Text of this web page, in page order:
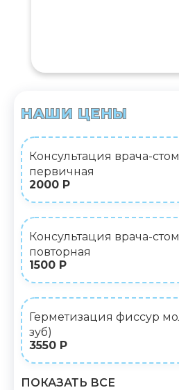
НАШИ ЦЕНЫ
Консультация врача-
первичная
2000 Р
Консультация врача-
повторная
1500 Р
Герметизация фиссур
зуб)
3550 Р
ПОКАЗАТЬ ВСЕ